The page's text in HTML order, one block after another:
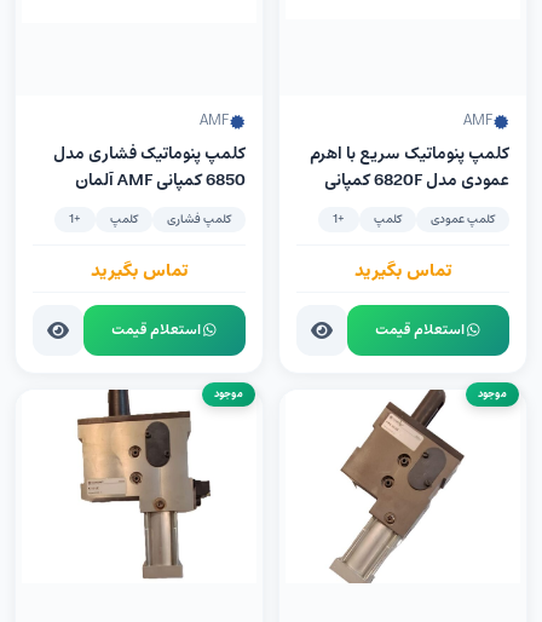
AMF
کلمپ پنوماتیک سریع با اهرم
عمودی مدل 6820F کمپانی
Festo آلمان
کلمپ عمودی کلمپ +1
تماس بگیرید
استعلام قیمت
AMF
کلمپ پنوماتیک فشاری مدل
6850 کمپانی AMF آلمان
آلمان
کلمپ فشاری کلمپ +1
تماس بگیرید
استعلام قیمت
موجود موجود